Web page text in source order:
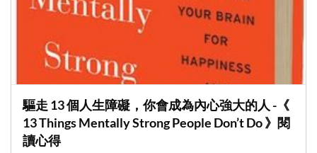
驅走 13 個人生障礙，你會成為內心強大的人 -《
13 Things Mentally Strong People Don’t Do 》閱
讀心得